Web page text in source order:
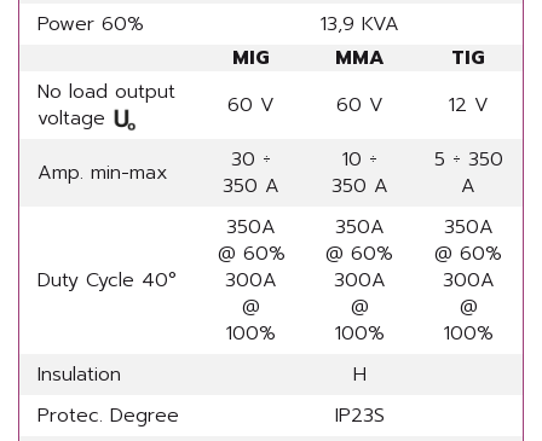
Power 60%
13,9 KVA
MIG
MMA
TIG
No load output
voltage
60 V 60 V 12 V
Amp. min-max
30 ÷
350 A
10 ÷
350 A
5 ÷ 350
A
Duty Cycle 40°
350A
@ 60%
300A
@
100%
350A
@ 60%
300A
@
100%
350A
@ 60%
300A
@
100%
Insulation
H
Protec. Degree
IP23S